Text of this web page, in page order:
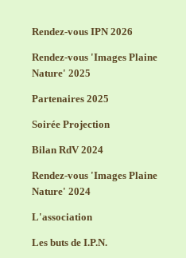
Rendez-vous IPN 2026
Rendez-vous 'Images Plaine
Nature' 2025
Partenaires 2025
Soirée Projection
Bilan RdV 2024
Rendez-vous 'Images Plaine
Nature' 2024
L'association
Les buts de I.P.N.